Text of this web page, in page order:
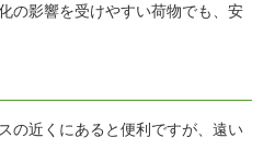
の影響を受けやすい荷物でも、安
の近くにあると便利ですが、遠い